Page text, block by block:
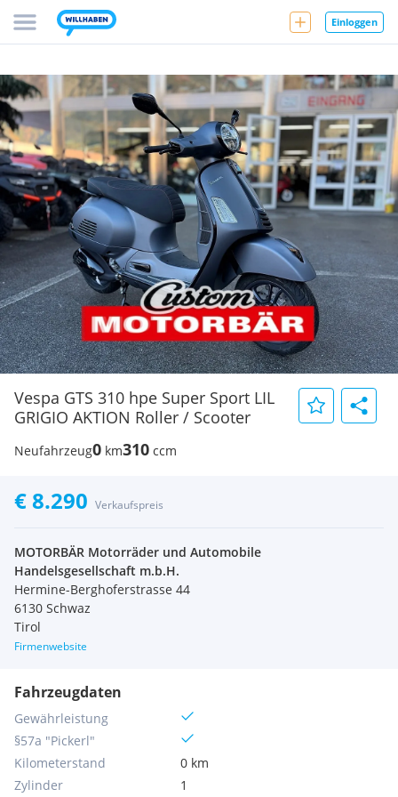
Einloggen
Vespa GTS 310 hpe Super Sport LIL
GRIGIO AKTION Roller / Scooter
Neufahrzeug0 km310 ccm
€ 8.290 Verkaufspreis
MOTORBÄR Motorräder und Automobile
Handelsgesellschaft m.b.H.
Hermine-Berghoferstrasse 44
6130 Schwaz
Tirol
Firmenwebsite
Fahrzeugdaten
Gewährleistung
§57a "Pickerl"
Kilometerstand
0 km
Zylinder
1